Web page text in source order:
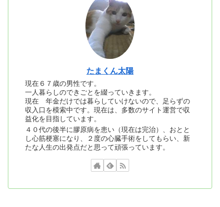
たまくん太陽
現在６７歳の男性です。
一人暮らしのできごとを綴っていきます。
現在 年金だけでは暮らしていけないので、足らずの
収入口を模索中です。現在は、多数のサイト運営で収
益化を目指しています。
４０代の後半に膠原病を患い（現在は完治）、おとと
し心筋梗塞になり、２度の心臓手術をしてもらい、新
たな人生の出発点だと思って頑張っています。